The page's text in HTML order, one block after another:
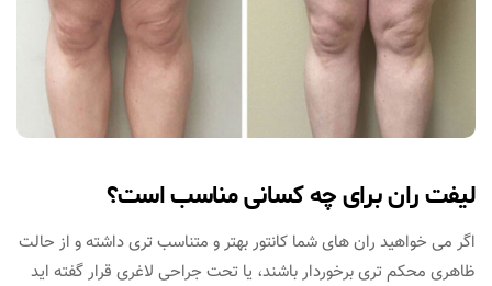
لیفت ران برای چه کسانی مناسب است؟
اگر می خواهید ران های شما کانتور بهتر و متناسب تری داشته و از حالت
ظاهری محکم تری برخوردار باشند، یا تحت جراحی لاغری قرار گفته اید